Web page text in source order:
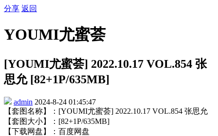
分享 返回
YOUMI尤蜜荟
[YOUMI尤蜜荟] 2022.10.17 VOL.854 张
思允 [82+1P/635MB]
admin 2024-8-24 01:45:47
【套图名称】：[YOUMI尤蜜荟] 2022.10.17 VOL.854 张思允
【套图大小】：[82+1P/635MB]
【下载网盘】：百度网盘